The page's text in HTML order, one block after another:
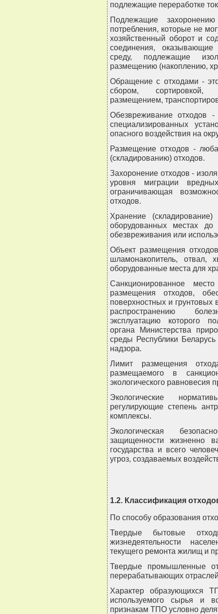
подлежащие переработке
Подлежащие
потребления, которые не
хозяйственный оборот и
соединения,
среду, подлежащие
размещению (накоплению,
Обращение с отходами -
сбором, сортировкой,
размещением,
Обезвреживание отходов
специализированных
опасного воздействия на
Размещение отходов -
(складированию) отходов.
Захоронение отходов -
уровня миграции
ограничивающая
отходов.
Хранение
оборудованных местах
обезвреживания или
Объект размещения
шламонакопитель, отвал,
оборудованные места для
Санкционированное
размещения отходов,
поверхностных и
распространению
эксплуатацию которого
органа Министерства
среды Республики Беларусь
надзора.
Лимит размещения
размещаемого в
экологического равновесия
Экологические
регулирующие степень
комплексы.
Экологическая
защищенности жизненно
государства и всего
угроз, создаваемых
1.2. Классификация
По способу образования
Твердые бытовые
жизнедеятельности
текущего ремонта жилищ и
Твердые промышленные
перерабатывающих
Характер образующихся
используемого сырья и
признакам ТПО условно